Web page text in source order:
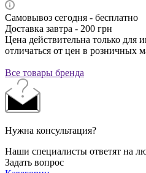
Самовывоз сегодня - бесплатно
Доставка завтра - 200 грн
Цена действительна только для
отличаться от цен в розничных
Все товары бренда
Нужна консультация?
Наши специалисты ответят на
Задать вопрос